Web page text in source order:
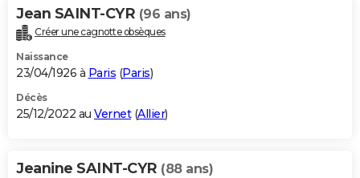
Jean SAINT-CYR (96 ans)
Créer une cagnotte obsèques
Naissance
23/04/1926 à Paris (Paris)
Décès
25/12/2022 au Vernet(Allier)
Jeanine SAINT-CYR (88 ans)